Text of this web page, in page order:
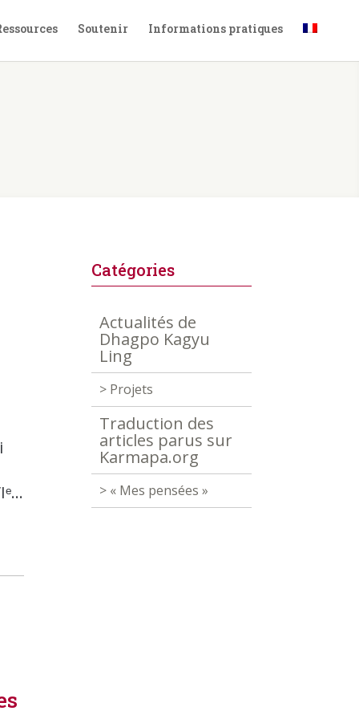
Soutenir Informations pratiques
Catégories
Actualités de
Dhagpo Kagyu
Ling
> Projets
Traduction des
articles parus sur
Karmapa.org
> « Mes pensées »